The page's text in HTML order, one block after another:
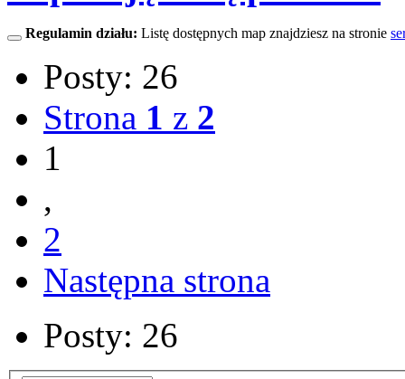
Regulamin działu: Listę dostępnych map znajdziesz na stronie
Posty: 26
Strona 1 z 2
1
,
2
Następna strona
Posty: 26